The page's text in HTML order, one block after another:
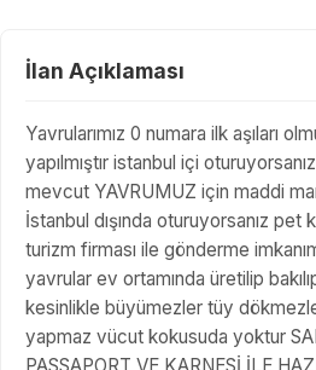
İlan Açıklaması
Yavrularımız 0 numara ilk aşıları
yapılmıştır istanbul içi
mevcut YAVRUMUZ için maddi
İstanbul dışında oturuyorsanız
turizm firması ile gönderme
yavrular ev ortamında üretilip
kesinlikle büyümezler tüy
yapmaz vücut kokusuda yoktur